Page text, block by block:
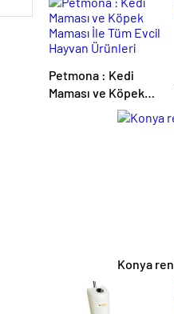
Petmona : Kedi
Maması ve Köpek
Maması İle Tüm
Konya